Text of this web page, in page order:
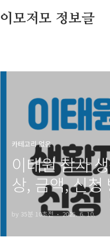
이모저모 정보글
카테고리 없음
이태원 참사
상, 금액, 신청
by 35분 10초전 2025. 6. 10.